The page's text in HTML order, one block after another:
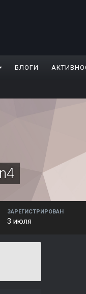
БЛОГИ
ЗАРЕГИСТРИРОВАН
3 июля